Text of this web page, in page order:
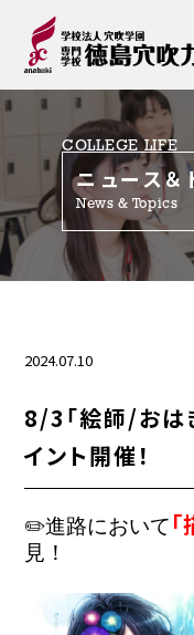
COLLEGE LIFE
ニュース＆
News & Topics
2024.07.10
8/3「絵師/おは
イント開催！
✏️進路において
見！